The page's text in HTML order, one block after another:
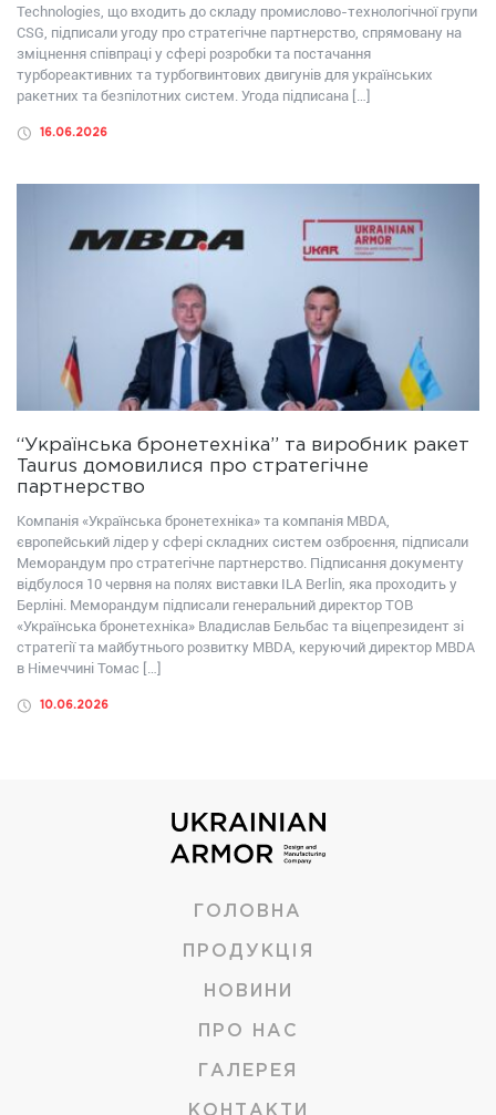
Technologies, що входить до складу промислово-технологічної групи
CSG, підписали угоду про стратегічне партнерство, спрямовану на
зміцнення співпраці у сфері розробки та постачання
турбореактивних та турбогвинтових двигунів для українських
ракетних та безпілотних систем. Угода підписана […]
16.06.2026
“Українська бронетехніка” та виробник ракет
Taurus домовилися про стратегічне
партнерство
Компанія «Українська бронетехніка» та компанія MBDA,
європейський лідер у сфері складних систем озброєння, підписали
Меморандум про стратегічне партнерство. Підписання документу
відбулося 10 червня на полях виставки ILA Berlin, яка проходить у
Берліні. Меморандум підписали генеральний директор ТОВ
«Українська бронетехніка» Владислав Бельбас та віцепрезидент зі
стратегії та майбутнього розвитку MBDA, керуючий директор MBDA
в Німеччині Томас […]
10.06.2026
ГОЛОВНА
ПРОДУКЦІЯ
НОВИНИ
ПРО НАС
ГАЛЕРЕЯ
КОНТАКТИ